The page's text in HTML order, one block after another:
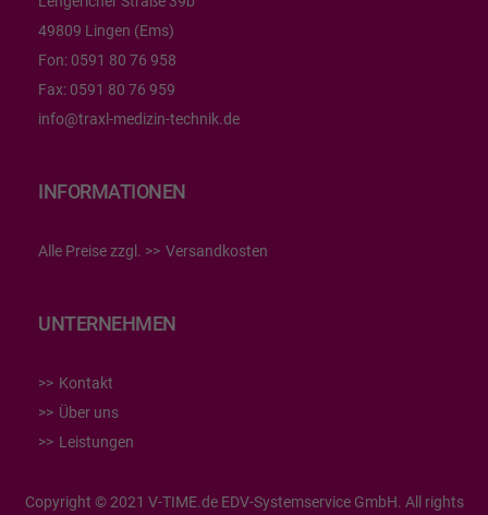
49809 Lingen (Ems)
Fon: 0591 80 76 958
Fax: 0591 80 76 959
info@traxl-medizin-technik.de
INFORMATIONEN
Alle Preise zzgl. Versandkosten
UNTERNEHMEN
Kontakt
Über uns
Leistungen
Copyright © 2021 V-TIME.de EDV-Systemservice GmbH. All rights